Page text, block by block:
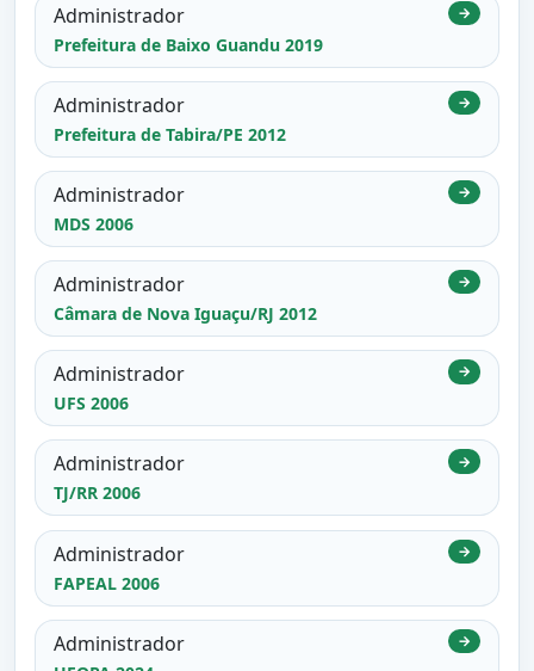
Administrador
Prefeitura de Baixo Guandu 2019
→
Administrador
Prefeitura de Tabira/PE 2012
→
Administrador
MDS 2006
→
Administrador
Câmara de Nova Iguaçu/RJ 2012
→
Administrador
UFS 2006
→
Administrador
TJ/RR 2006
→
Administrador
FAPEAL 2006
→
Administrador →